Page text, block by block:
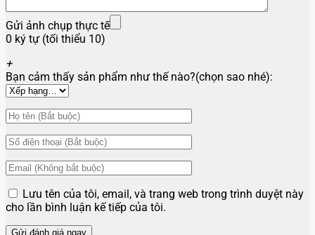
Gửi ảnh chụp thực tế
0 ký tự (tối thiểu 10)
+
Bạn cảm thấy sản phẩm như thế nào?(chọn sao nhé):
Lưu tên của tôi, email, và trang web trong trình duyệt này
cho lần bình luận kế tiếp của tôi.